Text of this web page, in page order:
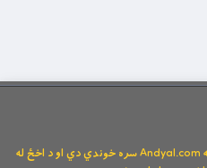
د وېبپاڼې ټولې توکیزې او مانیزې رښتې له Andyal.com سره خوندي دي او د اخځ له